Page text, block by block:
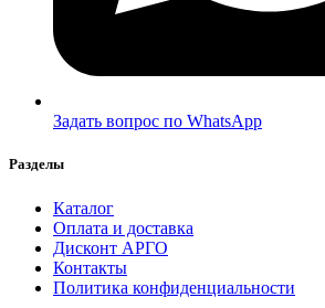
Задать вопрос по WhatsApp
Разделы
Каталог
Оплата и доставка
Дисконт АРГО
Контакты
Политика конфиденциальности